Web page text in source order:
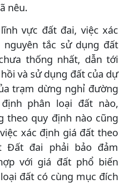
nêu.
vực đất đai, việc xác
tắc sử dụng đất
thống nhất, dẫn tới
và sử dụng đất của dự
trạm dừng nghỉ đường
phân loại đất nào,
theo quy định nào cũng
xác định giá đất theo
Đất đai phải bảo đảm
với giá đất phổ biến
đất có cùng mục đích